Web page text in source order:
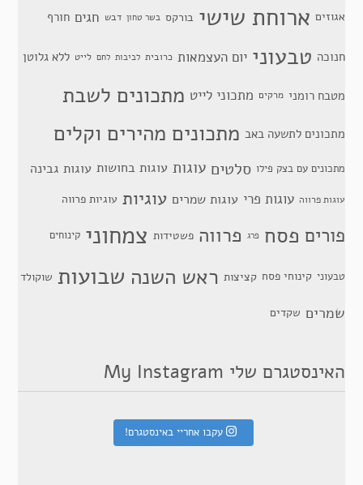
אגוזים ארוחת שישי בורקס בשר טחון דבש חגים חורף
חנוכה טבעוני יום העצמאות כרובית לביבות לחם לייט ללא גלוטן
מטבח רומני מרקים מתכוני לייט מתכונים לשבת
מתכונים לתשעה באב מתכונים מהירים וקלים
מתכונים עם בצק פילו סלטים עוגות עוגות בחושות עוגות גבינה
עוגות פרווה עוגות פרי עוגות שמרים עוגיות עוגיות פרווה
פורים פסח פרג פרווה פשטידות צמחוני קינוחים
טבעוני קינוחי פסח קציצות ראש השנה שבועות שוקולד
שמרים שקדים
האינסטגרם שלי My Instagram
עקבו אחריי באינסטגרם!